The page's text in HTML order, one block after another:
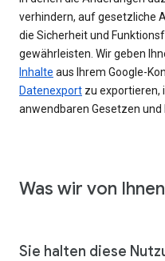
verhindern, auf gesetzliche
die Sicherheit und
gewährleisten. Wir geben
Inhalte aus Ihrem Google-
Datenexport zu exportieren,
anwendbaren Gesetzen und
Was wir von
Sie halten diese